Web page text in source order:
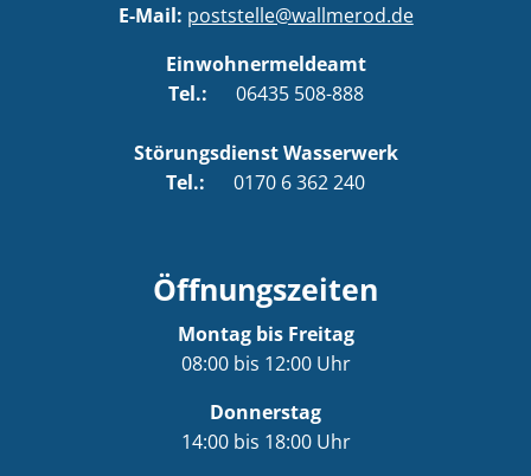
E-Mail: poststelle@wallmerod.de
Einwohnermeldeamt
Tel.: 06435 508-888
Störungsdienst Wasserwerk
Tel.: 0170 6 362 240
Öffnungszeiten
Montag bis Freitag
08:00 bis 12:00 Uhr
Donnerstag
14:00 bis 18:00 Uhr